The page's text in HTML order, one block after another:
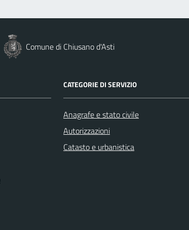
Comune di Chiusano d'Asti
CATEGORIE DI SERVIZIO
Anagrafe e stato civile
Autorizzazioni
Catasto e urbanistica